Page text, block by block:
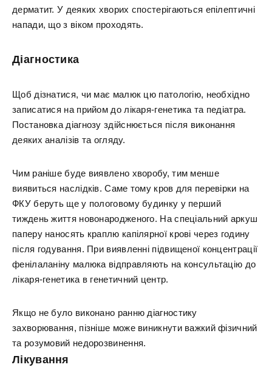
дерматит. У деяких хворих спостерігаються епілептичні
напади, що з віком проходять.
Діагностика
Щоб дізнатися, чи має малюк цю патологію, необхідно
записатися на прийом до лікаря-генетика та педіатра.
Постановка діагнозу здійснюється після виконання
деяких аналізів та огляду.
Чим раніше буде виявлено хворобу, тим менше
виявиться наслідків. Саме тому кров для перевірки на
ФКУ беруть ще у пологовому будинку у перший
тиждень життя новонародженого. На спеціальний аркуш
паперу наносять краплю капілярної крові через годину
після годування. При виявленні підвищеної концентрації
фенілаланіну малюка відправляють на консультацію до
лікаря-генетика в генетичний центр.
Якщо не було виконано ранню діагностику
захворювання, пізніше може виникнути важкий фізичний
та розумовий недорозвинення.
Лікування